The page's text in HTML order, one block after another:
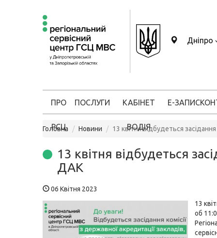
Дніпро
ПРО
РСЦ
ПОСЛУГИ КАБІНЕТ
ВОДІЯ
Е-ЗАПИС
Головна Новини 13 квітня відбудеться
13 квітня відбудеться
ДАК
06 Квітня 2023
13
об